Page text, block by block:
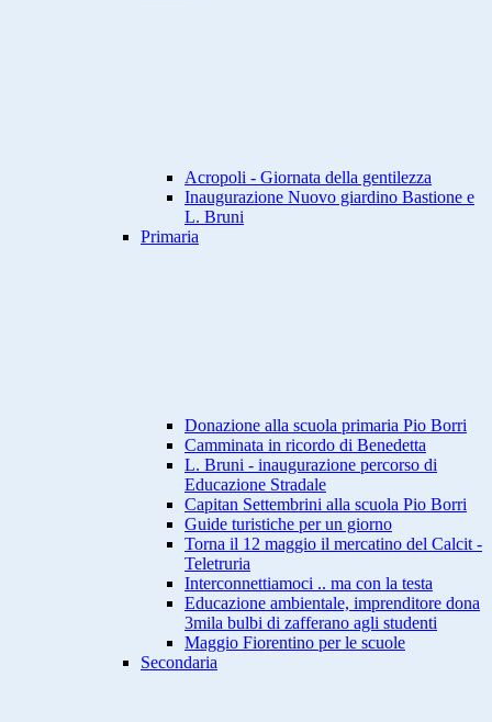
Acropoli - Giornata della gentilezza
Inaugurazione Nuovo giardino Bastione e
L. Bruni
Primaria
Donazione alla scuola primaria Pio Borri
Camminata in ricordo di Benedetta
L. Bruni - inaugurazione percorso di
Educazione Stradale
Capitan Settembrini alla scuola Pio Borri
Guide turistiche per un giorno
Torna il 12 maggio il mercatino del Calcit -
Teletruria
Interconnettiamoci .. ma con la testa
Educazione ambientale, imprenditore dona
3mila bulbi di zafferano agli studenti
Maggio Fiorentino per le scuole
Secondaria